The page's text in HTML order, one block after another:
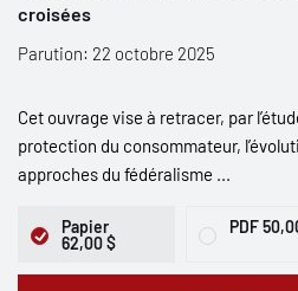
croisées
Parution: 22 octobre 2025
Cet ouvrage vise à retracer, par
protection du consommateur,
approches du fédéralisme ...
Papier
62,00 $
PDF